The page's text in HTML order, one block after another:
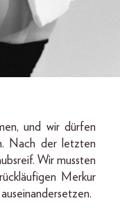
und wir dürfen
Nach der letzten
Wir mussten
Merkur